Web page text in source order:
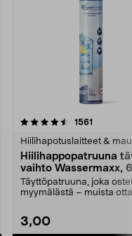
1561
Hiilihapotuslaitteet &
Hiilihappopatruuna
vaihto Wassermaxx,
Täyttöpatruuna, joka
myymälästä – muista
3,00
4.5viidestä